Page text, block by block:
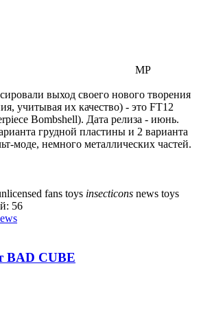
MP
выход своего нового творения
учитывая их качество) - это FT12
Bombshell). Дата релиза - июнь.
грудной пластины и 2 варианта
моде, немного металлических частей.
fans toys insecticons news toys
56
BAD CUBE